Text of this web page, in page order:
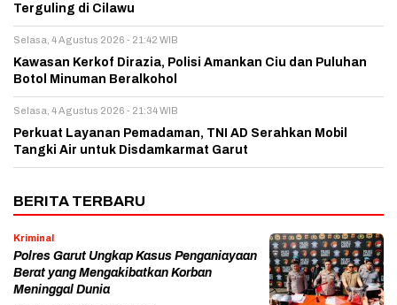
Terguling di Cilawu
Selasa, 4 Agustus 2026 - 21:42 WIB
Kawasan Kerkof Dirazia, Polisi Amankan Ciu dan Puluhan
Botol Minuman Beralkohol
Selasa, 4 Agustus 2026 - 21:34 WIB
Perkuat Layanan Pemadaman, TNI AD Serahkan Mobil
Tangki Air untuk Disdamkarmat Garut
BERITA TERBARU
Kriminal
Polres Garut Ungkap Kasus Penganiayaan
Berat yang Mengakibatkan Korban
Meninggal Dunia